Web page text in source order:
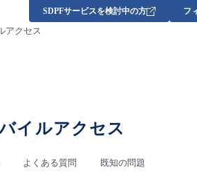
SDPFサービスを検討中の方 フ
アクセス
イルアクセス
よくある質問 既知の問題